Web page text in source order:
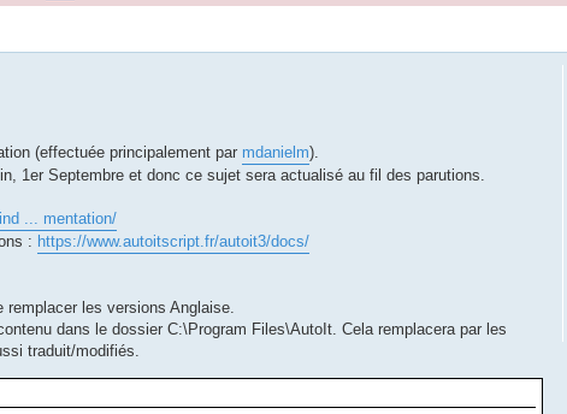
(effectuée principalement par mdanielm).
1er Septembre et donc ce sujet sera actualisé au fil des parutions.
... mentation/
: https://www.autoitscript.fr/autoit3/docs/
les versions Anglaise.
dans le dossier C:\Program Files\AutoIt. Cela remplacera par les
traduit/modifiés.